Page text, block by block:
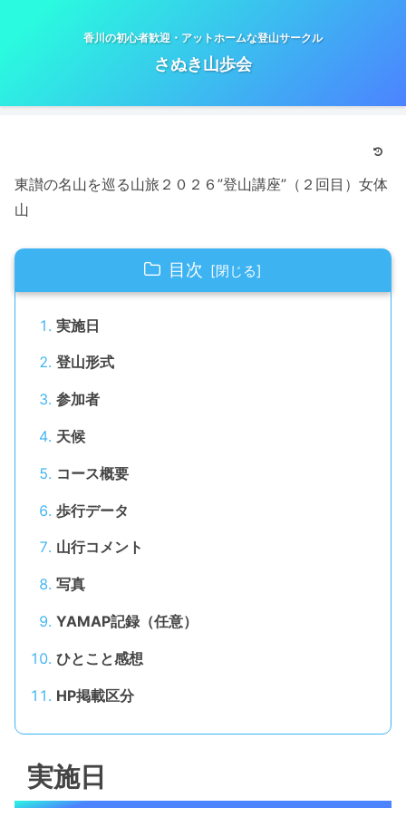
香川の初心者歓迎・アットホームな登山サークル
さぬき山歩会
東讃の名山を巡る山旅２０２６”登山講座”（２回目）女体
山
目次
実施日
登山形式
参加者
天候
コース概要
歩行データ
山行コメント
写真
YAMAP記録（任意）
ひとこと感想
HP掲載区分
実施日